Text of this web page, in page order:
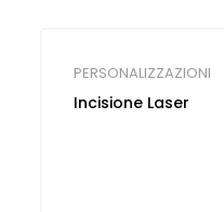
PERSONALIZZAZIONI
Incisione Laser